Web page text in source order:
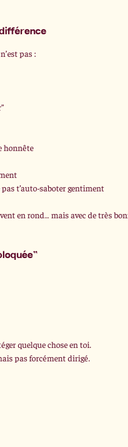
pas :
honnête
t’auto-saboter gentiment
en rond… mais avec de très
quelque chose en toi.
pas forcément dirigé.